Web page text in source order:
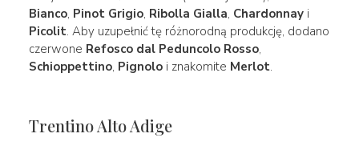
Bianco, Pinot Grigio, Ribolla Gialla, Chardonnayi
Picolit. Aby uzupełnić tę różnorodną produkcję, dodano
czerwone Refosco dal Peduncolo Rosso,
Schioppettino, Pignoloi znakomite Merlot.
Trentino Alto Adige